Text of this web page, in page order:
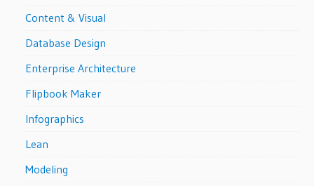
Content & Visual
Database Design
Enterprise Architecture
Flipbook Maker
Infographics
Lean
Modeling